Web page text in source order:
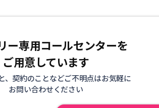
ー専用コールセンターを
ご用意しています
、契約のことなどご不明点はお気軽に
お問い合わせください